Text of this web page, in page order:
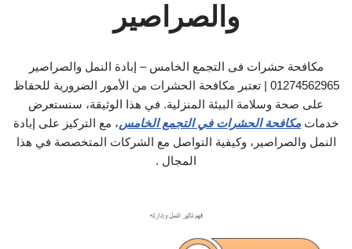
والصراصير
مكافحة حشرات فى التجمع الخامس – إبادة النمل والصراصير
01274562965 | تعتبر مكافحة الحشرات من الأمور الضرورية للحفاظ
على صحة وسلامة البيئة المنزلية. في هذا الوثيقة، سنستعرض
خدمات مكافحة الحشرات في التجمع الخامس، مع التركيز على إبادة
النمل والصراصير، وكيفية التواصل مع الشركات المتخصصة في هذا
المجال .